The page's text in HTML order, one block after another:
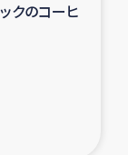
援事業
農業支援
クのコーヒ